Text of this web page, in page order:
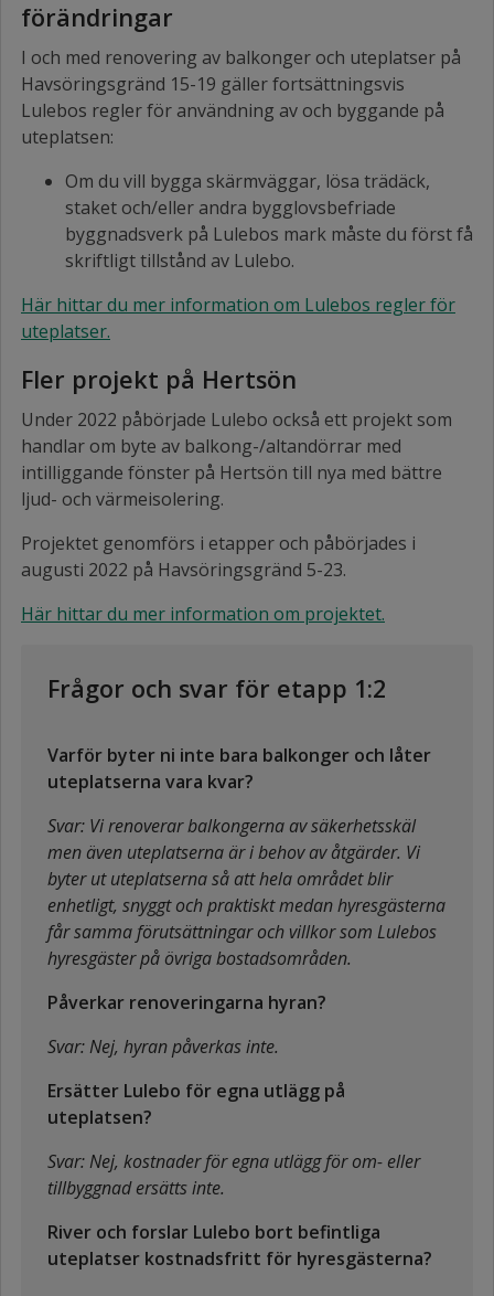
förändringar
I och med renovering av balkonger och uteplatser på
Havsöringsgränd 15-19 gäller fortsättningsvis
Lulebos regler för användning av och byggande på
uteplatsen:
Om du vill bygga skärmväggar, lösa trädäck,
staket och/eller andra bygglovsbefriade
byggnadsverk på Lulebos mark måste du först få
skriftligt tillstånd av Lulebo.
Här hittar du mer information om Lulebos regler för
uteplatser.
Fler projekt på Hertsön
Under 2022 påbörjade Lulebo också ett projekt som
handlar om byte av balkong-/altandörrar med
intilliggande fönster på Hertsön till nya med bättre
ljud- och värmeisolering.
Projektet genomförs i etapper och påbörjades i
augusti 2022 på Havsöringsgränd 5-23.
Här hittar du mer information om projektet.
Frågor och svar för etapp 1:2
Varför byter ni inte bara balkonger och låter
uteplatserna vara kvar?
Svar: Vi renoverar balkongerna av säkerhetsskäl
men även uteplatserna är i behov av åtgärder. Vi
byter ut uteplatserna så att hela området blir
enhetligt, snyggt och praktiskt medan hyresgästerna
får samma förutsättningar och villkor som Lulebos
hyresgäster på övriga bostadsområden.
Påverkar renoveringarna hyran?
Svar: Nej, hyran påverkas inte.
Ersätter Lulebo för egna utlägg på
uteplatsen?
Svar: Nej, kostnader för egna utlägg för om- eller
tillbyggnad ersätts inte.
River och forslar Lulebo bort befintliga
uteplatser kostnadsfritt för hyresgästerna?